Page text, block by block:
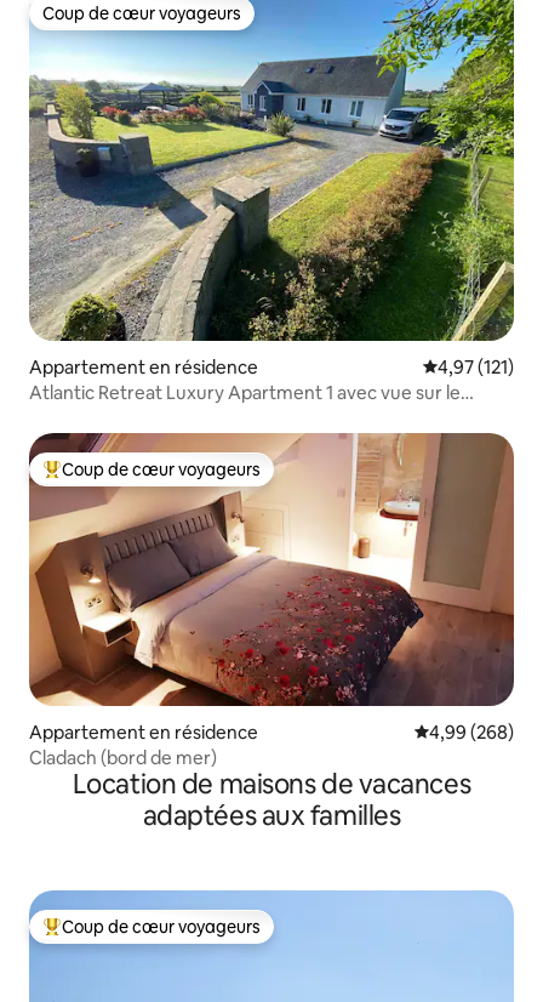
Coup de cœur voyageurs
Coup de cœur voyageurs
Appartement en résidence Évaluation
4,97 (121)
Atlantic Retreat Luxury Apartment 1 avec vue sur le
Coups de cœur voyageurs les plus appréciés
Coup de cœur voyageurs
Appartement en résidence Évaluation
4,99 (268)
Cladach (bord de mer)
Location de maisons de vacances
adaptées aux familles
Coups de cœur voyageurs les plus appréciés
Coup de cœur voyageurs